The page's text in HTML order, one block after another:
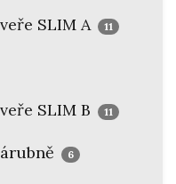
SLIM A 11
SLIM B 11
6